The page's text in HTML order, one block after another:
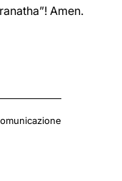
Amen.